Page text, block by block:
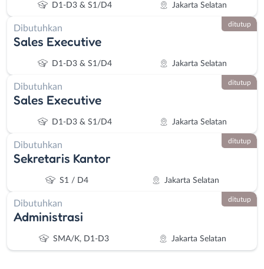
D1-D3 & S1/D4 Jakarta Selatan
Dibutuhkan
Sales Executive
D1-D3 & S1/D4 Jakarta Selatan
ditutup
Dibutuhkan
Sales Executive
D1-D3 & S1/D4 Jakarta Selatan
ditutup
Dibutuhkan
Sekretaris Kantor
S1 / D4 Jakarta Selatan
ditutup
Dibutuhkan
Administrasi
SMA/K, D1-D3 Jakarta Selatan
ditutup